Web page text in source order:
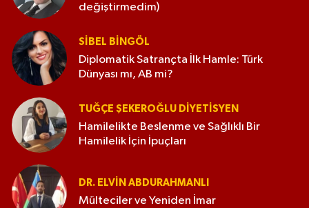
değiştirmedim)
SIBEL BINGÖL
Diplomatik Satrançta İlk Hamle: Türk
Dünyası mı, AB mi?
TUĞÇE ŞEKEROĞLU DIYETISYEN
Hamilelikte Beslenme ve Sağlıklı Bir
Hamilelik İçin İpuçları
DR. ELVIN ABDURAHMANLI
Mülteciler ve Yeniden İmar